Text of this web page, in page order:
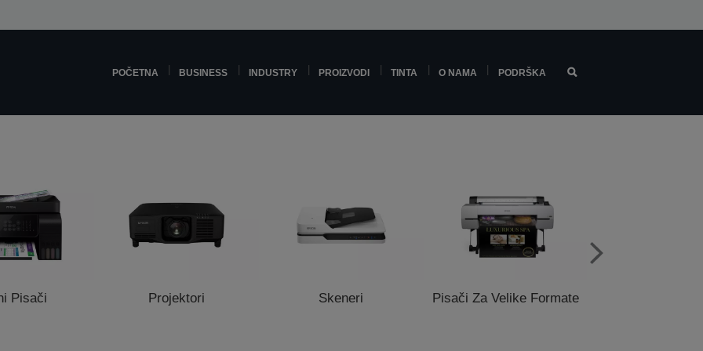
POČETNA BUSINESS INDUSTRY PROIZVODI TINTA O NAMA PODRŠKA
Pisači Projektori Skeneri Pisači Za Velike Formate